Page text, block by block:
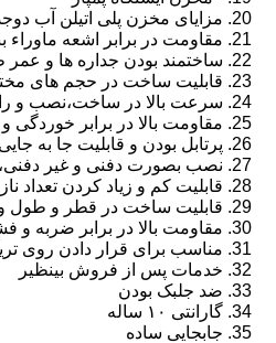
مزایای مخزن پلی اتیلن آب
مقاومت در برابر اشعه ماوراء
ساختمند بودن جداره ها و عمر
قابلیت ساخت در حجم های
سرعت بالا در ساخت،نصب و
مقاومت بالا در برابر خوردگی
پرتابل بودن و قابلیت جا به
نصب بصورت دفنی و غیر
قابلیت کم و زیاد کردن تعداد
قابلیت ساخت در قطر و طول و
مقاومت بالا در برابر ضربه و
مناسب برای قرار دادن روی
خدمات پس از فروش بینظیر
ضد جلبک بودن
گارانتی ۱۰ ساله
جابجایی ساده